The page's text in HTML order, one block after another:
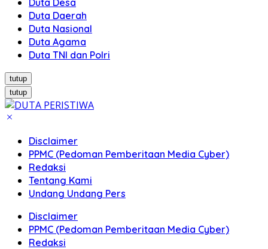
Duta Desa
Duta Daerah
Duta Nasional
Duta Agama
Duta TNI dan Polri
tutup
tutup
Disclaimer
PPMC (Pedoman Pemberitaan Media Cyber)
Redaksi
Tentang Kami
Undang Undang Pers
Disclaimer
PPMC (Pedoman Pemberitaan Media Cyber)
Redaksi